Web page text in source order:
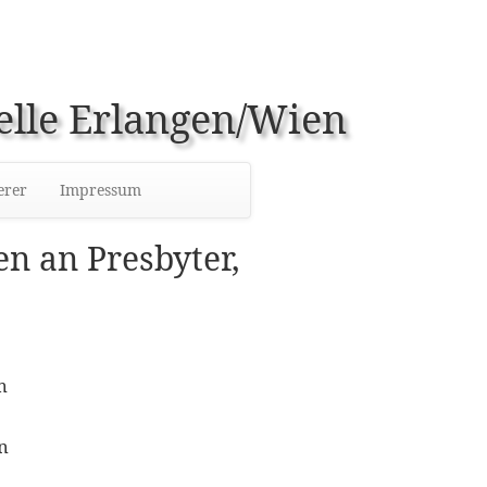
Erlangen/Wien
Impressum
an Presbyter,